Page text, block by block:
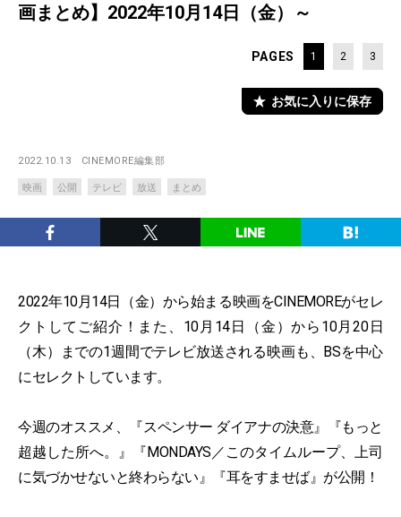
画まとめ】2022年10月14日（金）～
PAGES 1 2 3
お気に入りに保存
2022.10.13 CINEMORE編集部
映画 公開 テレビ 放送 まとめ
2022年10月14日（金）から始まる映画をCINEMOREがセレ
クトしてご紹介！また、10月14日（金）から10月20日
（木）までの1週間でテレビ放送される映画も、BSを中心
にセレクトしています。
今週のオススメ、『スペンサー ダイアナの決意』『もっと
超越した所へ。』『MONDAYS／このタイムループ、上司
に気づかせないと終わらない』『耳をすませば』が公開！